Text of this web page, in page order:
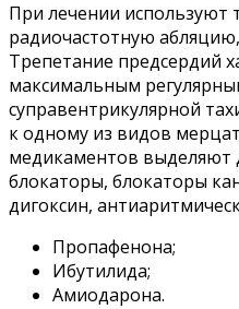
При лечении
радиочастотную
Трепетание предсердий
максимальным
суправентрикулярной
к одному из видов
медикаментов выделяют
блокаторы, блокаторы
дигоксин,
Пропафенона;
Ибутилида;
Амиодарона.